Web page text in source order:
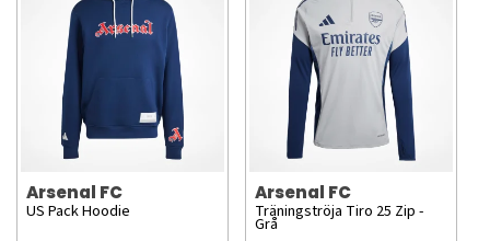
Arsenal FC
US Pack Hoodie
Arsenal FC
Träningströja Tiro 25 Zip -
Grå